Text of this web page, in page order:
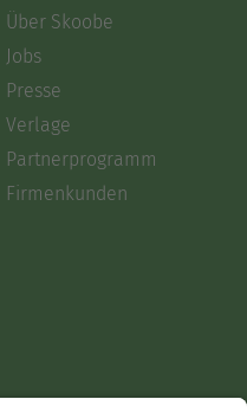
Über Skoobe
Jobs
Presse
Verlage
Partnerprogramm
Firmenkunden